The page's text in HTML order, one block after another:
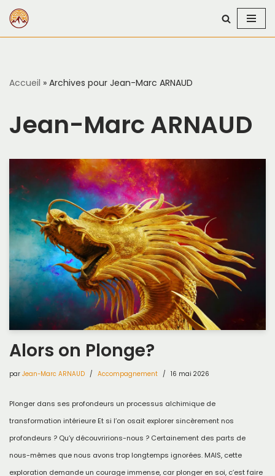
Accueil » Archives pour Jean-Marc ARNAUD
Jean-Marc ARNAUD
Alors on Plonge?
par Jean-Marc ARNAUD Accompagnement 16 mai 2026
Plonger dans ses profondeurs un processus alchimique de
transformation intérieure Et si l’on osait explorer sincèrement nos
profondeurs ? Qu’y découvririons-nous ? Certainement des parts de
nous-mêmes que nous avons trop longtemps ignorées. MAIS, cette
exploration demande un courage immense, car plonger en soi, c’est faire